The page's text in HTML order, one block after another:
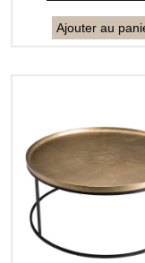
Ajouter au